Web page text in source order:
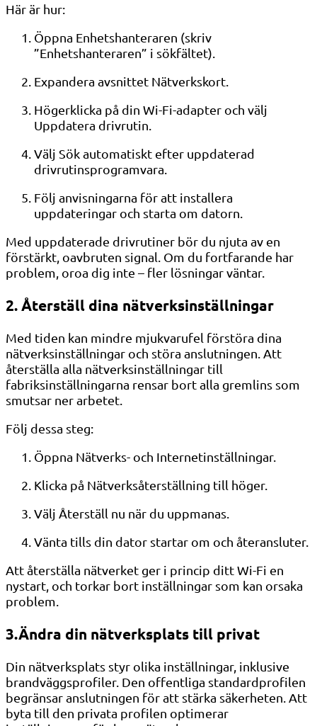
Här är hur:
Öppna Enhetshanteraren (skriv
”Enhetshanteraren” i sökfältet).
Expandera avsnittet Nätverkskort.
Högerklicka på din Wi-Fi-adapter och välj
Uppdatera drivrutin.
Välj Sök automatiskt efter uppdaterad
drivrutinsprogramvara.
Följ anvisningarna för att installera
uppdateringar och starta om datorn.
Med uppdaterade drivrutiner bör du njuta av en
förstärkt, oavbruten signal. Om du fortfarande har
problem, oroa dig inte – fler lösningar väntar.
2. Återställ dina nätverksinställningar
Med tiden kan mindre mjukvarufel förstöra dina
nätverksinställningar och störa anslutningen. Att
återställa alla nätverksinställningar till
fabriksinställningarna rensar bort alla gremlins som
smutsar ner arbetet.
Följ dessa steg:
Öppna Nätverks- och Internetinställningar.
Klicka på Nätverksåterställning till höger.
Välj Återställ nu när du uppmanas.
Vänta tills din dator startar om och återansluter.
Att återställa nätverket ger i princip ditt Wi-Fi en
nystart, och torkar bort inställningar som kan orsaka
problem.
3.Ändra din nätverksplats till privat
Din nätverksplats styr olika inställningar, inklusive
brandväggsprofiler. Den offentliga standardprofilen
begränsar anslutningen för att stärka säkerheten. Att
byta till den privata profilen optimerar